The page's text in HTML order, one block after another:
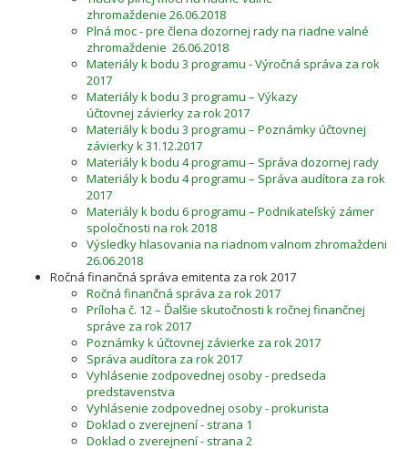
zhromaždenie 26.06.2018
Plná moc - pre člena dozornej rady na riadne valné
zhromaždenie 26.06.2018
Materiály k bodu 3 programu - Výročná správa za rok
2017
Materiály k bodu 3 programu – Výkazy
účtovnej závierky za rok 2017
Materiály k bodu 3 programu – Poznámky účtovnej
závierky k 31.12.2017
Materiály k bodu 4 programu – Správa dozornej rady
Materiály k bodu 4 programu – Správa audítora za rok
2017
Materiály k bodu 6 programu – Podnikateľský zámer
spoločnosti na rok 2018
Výsledky hlasovania na riadnom valnom zhromaždeni
26.06.2018
Ročná finančná správa emitenta za rok 2017
Ročná finančná správa za rok 2017
Príloha č. 12 – Ďalšie skutočnosti k ročnej finančnej
správe za rok 2017
Poznámky k účtovnej závierke za rok 2017
Správa audítora za rok 2017
Vyhlásenie zodpovednej osoby - predseda
predstavenstva
Vyhlásenie zodpovednej osoby - prokurista
Doklad o zverejnení - strana 1
Doklad o zverejnení - strana 2